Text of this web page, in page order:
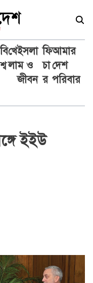
বি
শ্ব
খে
লা
ইসলা
ম ও
জীবন
ফি
চা
র
আমার
দেশ
পরিবার
ইইউ